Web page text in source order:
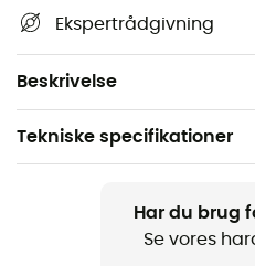
Ekspertrådgivning
Beskrivelse
Indeholder: Havre, byg og
hvede, rug, jordnødder,
Tekniske specifikationer
Vandreture / Trail / Løb /
Har du brug
Se vores